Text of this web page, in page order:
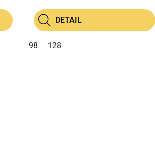
DETAIL
98 128